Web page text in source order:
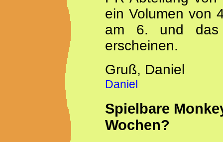
ein Volumen von
am 6. und das
erscheinen.
Gruß, Daniel
Daniel
Spielbare
Wochen?